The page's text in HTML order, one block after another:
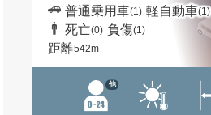
普通乗用車(1) 軽自動車(1)
死亡(0) 負傷(1)
距離542m
他